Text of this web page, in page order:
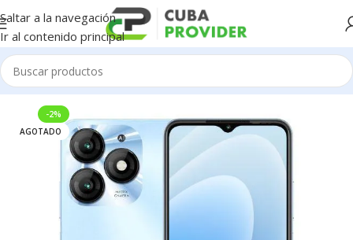
Saltar a la navegación
Ir al contenido principal
Inicio/Celulares/Itel
-2%
AGOTADO